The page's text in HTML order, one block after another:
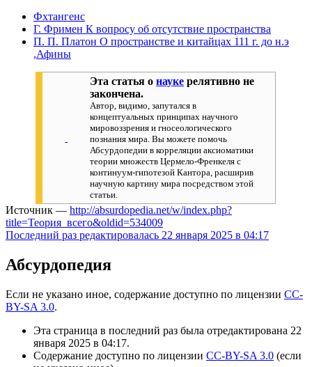
Фхтангенс
Г. Фримен К вопросу об отсутствие пространства
П. П. Платон О пространстве и китайцах 111 г. до н.э
,Афины
Эта статья онауке релятивно не
закончена.
Автор, видимо, запутался в
концептуальных принципах научного
мировоззрения и гносеологического
познания мира. Вы можете помочь
Абсурдопедии в корреляции аксиоматики
теории множеств Цермело-Френкеля с
континуум-гипотезой Кантора, расширив
научную картину мира посредством этой
статьи.
Источник — http://absurdopedia.net/w/index.php?
title=Теория_всего&oldid=534009
Последний раз редактировалась 22 января 2025 в 04:17
Абсурдопедия
Если не указано иное, содержание доступно по лицензии CC-
BY-SA 3.0.
Эта страница в последний раз была отредактирована 22
января 2025 в 04:17.
Содержание доступно по лицензии CC-BY-SA 3.0 (если